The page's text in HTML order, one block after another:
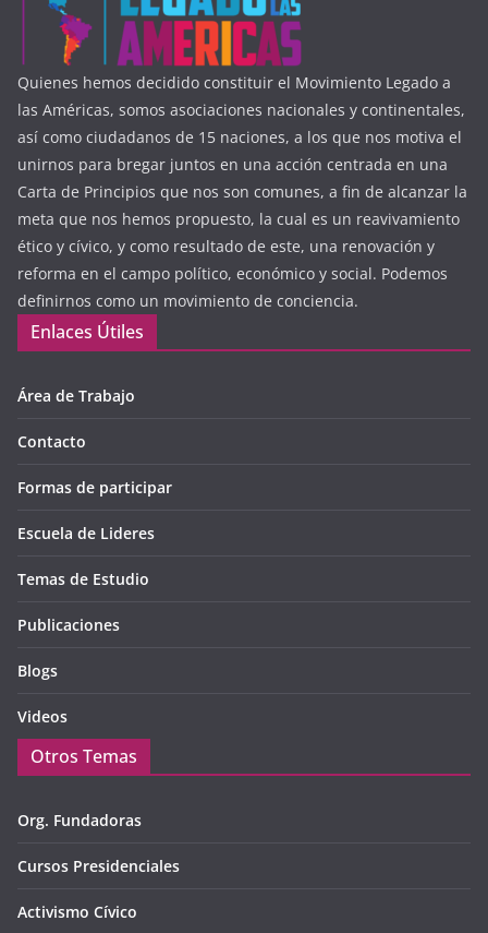
Quienes hemos decidido constituir el Movimiento Legado a
las Américas, somos asociaciones nacionales y continentales,
así como ciudadanos de 15 naciones, a los que nos motiva el
unirnos para bregar juntos en una acción centrada en una
Carta de Principios que nos son comunes, a fin de alcanzar la
meta que nos hemos propuesto, la cual es un reavivamiento
ético y cívico, y como resultado de este, una renovación y
reforma en el campo político, económico y social. Podemos
definirnos como un movimiento de conciencia.
Enlaces Útiles
Área de Trabajo
Contacto
Formas de participar
Escuela de Lideres
Temas de Estudio
Publicaciones
Blogs
Videos
Otros Temas
Org. Fundadoras
Cursos Presidenciales
Activismo Cívico